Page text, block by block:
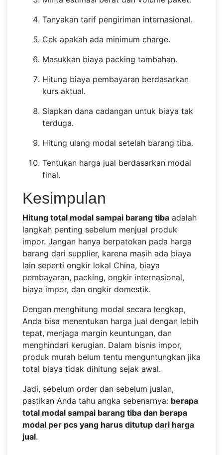
Tanyakan tarif pengiriman internasional.
Cek apakah ada minimum charge.
Masukkan biaya packing tambahan.
Hitung biaya pembayaran berdasarkan
kurs aktual.
Siapkan dana cadangan untuk biaya tak
terduga.
Hitung ulang modal setelah barang tiba.
Tentukan harga jual berdasarkan modal
final.
Kesimpulan
Hitung total modal sampai barang tiba adalah
langkah penting sebelum menjual produk
impor. Jangan hanya berpatokan pada harga
barang dari supplier, karena masih ada biaya
lain seperti ongkir lokal China, biaya
pembayaran, packing, ongkir internasional,
biaya impor, dan ongkir domestik.
Dengan menghitung modal secara lengkap,
Anda bisa menentukan harga jual dengan lebih
tepat, menjaga margin keuntungan, dan
menghindari kerugian. Dalam bisnis impor,
produk murah belum tentu menguntungkan jika
total biaya tidak dihitung sejak awal.
Jadi, sebelum order dan sebelum jualan,
pastikan Anda tahu angka sebenarnya: berapa
total modal sampai barang tiba dan berapa
modal per pcs yang harus ditutup dari harga
jual.